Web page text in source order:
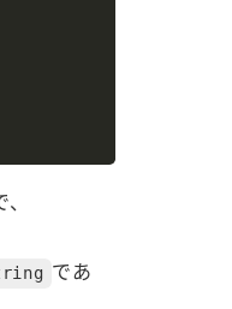
であ